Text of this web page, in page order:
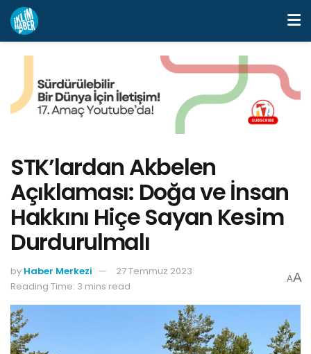
STK’lardan Akbelen
Açıklaması: Doğa ve İnsan
Hakkını Hiçe Sayan Kesim
Durdurulmalı
by Haber Merkezi
27 Temmuz 2023
Reading Time: 3 mins read
AA